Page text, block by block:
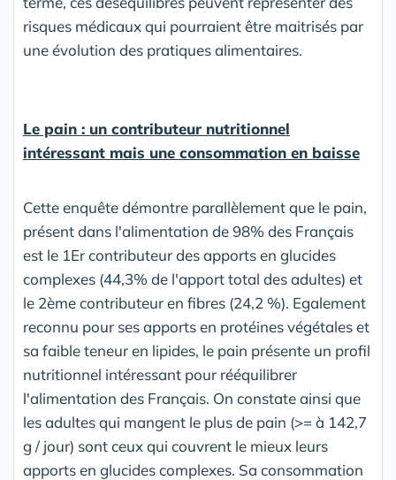
risques médicaux qui pourraient être maitrisés par
une évolution des pratiques alimentaires.
Le pain : un contributeur nutritionnel
intéressant mais une consommation en baisse
Cette enquête démontre parallèlement que le pain,
présent dans l'alimentation de 98% des Français
est le 1Er contributeur des apports en glucides
complexes (44,3% de l'apport total des adultes) et
le 2ème contributeur en fibres (24,2 %). Egalement
reconnu pour ses apports en protéines végétales et
sa faible teneur en lipides, le pain présente un profil
nutritionnel intéressant pour rééquilibrer
l'alimentation des Français. On constate ainsi que
les adultes qui mangent le plus de pain (>= à 142,7
g / jour) sont ceux qui couvrent le mieux leurs
apports en glucides complexes. Sa consommation